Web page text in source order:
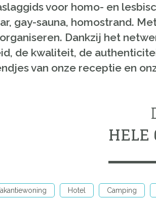
voor homo- en
gay-sauna, homostrand.
Dankzij het
de kwaliteit, de
van onze receptie en
HELE
Hotel Camping